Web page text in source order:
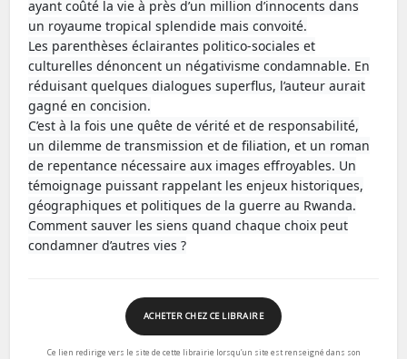
ayant coûté la vie à près d’un million d’innocents dans
un royaume tropical splendide mais convoité.
Les parenthèses éclairantes politico-sociales et
culturelles dénoncent un négativisme condamnable. En
réduisant quelques dialogues superflus, l’auteur aurait
gagné en concision.
C’est à la fois une quête de vérité et de responsabilité,
un dilemme de transmission et de filiation, et un roman
de repentance nécessaire aux images effroyables. Un
témoignage puissant rappelant les enjeux historiques,
géographiques et politiques de la guerre au Rwanda.
Comment sauver les siens quand chaque choix peut
condamner d’autres vies ?
ACHETER CHEZ CE LIBRAIRE
Ce lien redirige vers le site de cette librairie lorsqu’un site est renseigné dans son